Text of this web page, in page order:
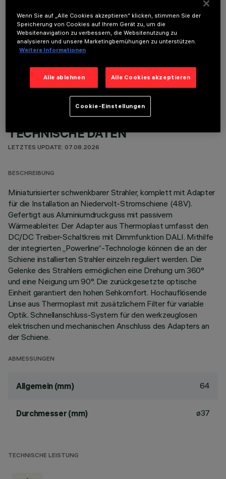
TECHNISCHE DATEN
LETZTES UPDATE: 07.08.2026
BESCHREIBUNG
Miniaturisierter schwenkbarer Strahler, komplett mit Adapter
für die Installation an Niedervolt-Stromschiene (48V).
Gefertigt aus Aluminiumdruckguss mit passivem
Wärmeableiter. Der Adapter aus Thermoplast umfasst den
DC/DC Treiber-Schaltkreis mit Dimmfunktion DALI. Mithilfe
der integrierten „Powerline“-Technologie können die an der
Schiene installierten Strahler einzeln reguliert werden. Die
Gelenke des Strahlers ermöglichen eine Drehung um 360°
und eine Neigung um 90°. Die zurückgesetzte optische
Einheit garantiert den hohen Sehkomfort. Hochauflösende
Linse aus Thermoplast mit zusätzlichem Filter für variable
Optik. Schnellanschluss-System für den werkzeuglosen
elektrischen und mechanischen Anschluss des Adapters an
der Schiene.
ABMESSUNGEN
Allgemein (mm) 64
Durchmesser (mm) ø37
TECHNISCHE LEISTUNG
Wenn Sie auf „Alle Cookies akzeptieren“ klicken, stimmen Sie der
Speicherung von Cookies auf Ihrem Gerät zu, um die
Websitenavigation zu verbessern, die Websitenutzung zu
analysieren und unsere Marketingbemühungen zu unterstützen.
Weitere Informationen
Alle ablehnen Alle Cookies akzeptieren
Cookie-Einstellungen